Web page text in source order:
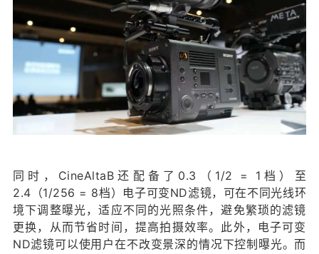
同时，CineAltaB还配备了0.3（1/2 = 1档）至
2.4（1/256 = 8档）电子可变ND滤镜，可在不同光线环
境下调整曝光，适应不同的光照条件，避免繁琐的滤镜
更换，从而节省时间，提高拍摄效率。此外，电子可变
ND滤镜可以使用户在不改变景深的情况下控制曝光。而